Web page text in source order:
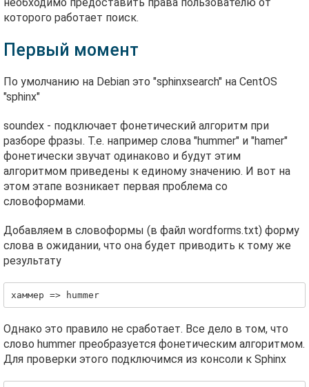
которого работает поиск.
Первый момент
По умолчанию на Debian это "sphinxsearch" на CentOS
"sphinx"
soundex - подключает фонетический алгоритм при
разборе фразы. Т.е. например слова "hummer" и "hamer"
фонетически звучат одинаково и будут этим
алгоритмом приведены к единому значению. И вот на
этом этапе возникает первая проблема со
словоформами.
Добавляем в словоформы (в файл wordforms.txt) форму
слова в ожидании, что она будет приводить к тому же
результату
хаммер => hummer
Однако это правило не сработает. Все дело в том, что
слово hummer преобразуется фонетическим алгоритмом.
Для проверки этого подключимся из консоли к Sphinx